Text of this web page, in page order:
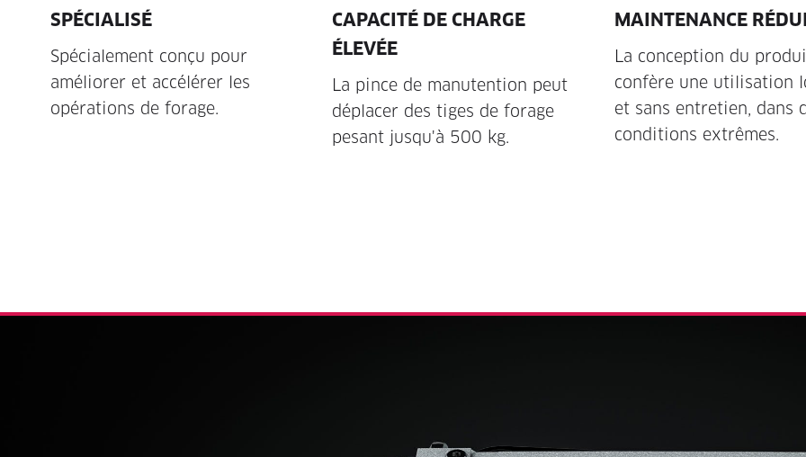
Spécialement conçu pour
améliorer et accélérer les
opérations de forage.
SPÉCIALISÉ
La pince de manutention peut
déplacer des tiges de forage
pesant jusqu'à 500 kg.
CAPACITÉ DE CHARGE
ÉLEVÉE
La conception du
confère une utilisation
et sans entretien, dans
conditions extrêmes.
MAINTENANCE